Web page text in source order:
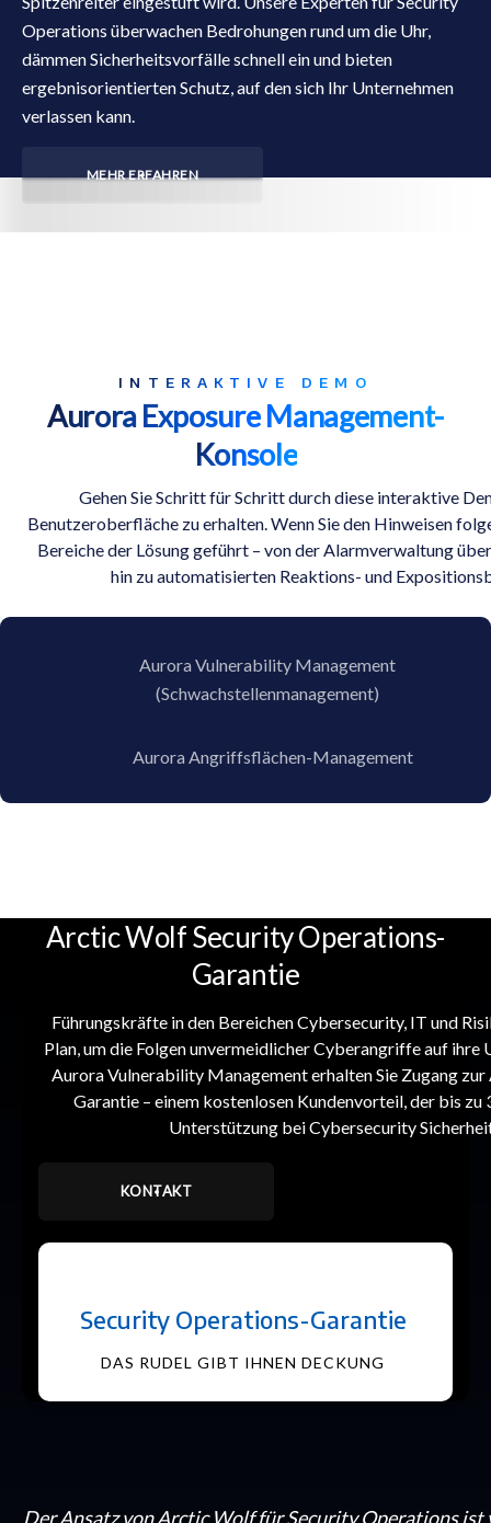
Operations überwachen Bedrohungen rund um die Uhr,
dämmen Sicherheitsvorfälle schnell ein und bieten
ergebnisorientierten Schutz, auf den sich Ihr Unternehmen
verlassen kann.
MEHR ERFAHREN
INTERAKTIVE DEMO
Aurora Exposure Management-
Konsole
Gehen Sie Schritt für Schritt durch diese interaktive
Benutzeroberfläche zu erhalten. Wenn Sie den Hinweisen
Bereiche der Lösung geführt – von der Alarmverwaltung
hin zu automatisierten Reaktions- und
Aurora Vulnerability Management
(Schwachstellenmanagement)
Aurora Angriffsflächen-Management
Arctic Wolf Security Operations-
Garantie
Führungskräfte in den Bereichen Cybersecurity, IT und
Plan, um die Folgen unvermeidlicher Cyberangriffe auf ihre
Aurora Vulnerability Management erhalten Sie Zugang
Garantie – einem kostenlosen Kundenvorteil, der bis
Unterstützung bei Cybersecurity
KONTAKT
Security Operations-Garantie
DAS RUDEL GIBT IHNEN DECKUNG
Der Ansatz von Arctic Wolf für Security Operations ist